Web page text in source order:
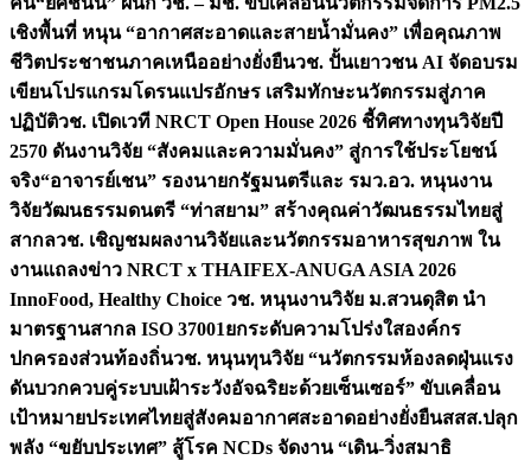
เชิงพื้นที่ หนุน “อากาศสะอาดและสายน้ำมั่นคง” เพื่อคุณภาพ
ชีวิตประชาชนภาคเหนืออย่างยั่งยืนวช. ปั้นเยาวชน AI จัดอบรม
เขียนโปรแกรมโดรนแปรอักษร เสริมทักษะนวัตกรรมสู่ภาค
ปฏิบัติวช. เปิดเวที NRCT Open House 2026 ชี้ทิศทางทุนวิจัยปี
2570 ดันงานวิจัย “สังคมและความมั่นคง” สู่การใช้ประโยชน์
จริง“อาจารย์เชน” รองนายกรัฐมนตรีและ รมว.อว. หนุนงาน
วิจัยวัฒนธรรมดนตรี “ท่าสยาม” สร้างคุณค่าวัฒนธรรมไทยสู่
สากลวช. เชิญชมผลงานวิจัยและนวัตกรรมอาหารสุขภาพ ใน
งานแถลงข่าว NRCT x THAIFEX-ANUGA ASIA 2026
InnoFood, Healthy Choice วช. หนุนงานวิจัย ม.สวนดุสิต นำ
มาตรฐานสากล ISO 37001ยกระดับความโปร่งใสองค์กร
ปกครองส่วนท้องถิ่นวช. หนุนทุนวิจัย “นวัตกรรมห้องลดฝุ่นแรง
ดันบวกควบคู่ระบบเฝ้าระวังอัจฉริยะด้วยเซ็นเซอร์” ขับเคลื่อน
เป้าหมายประเทศไทยสู่สังคมอากาศสะอาดอย่างยั่งยืนสสส.ปลุก
พลัง “ขยับประเทศ” สู้โรค NCDs จัดงาน “เดิน-วิ่งสมาธิ